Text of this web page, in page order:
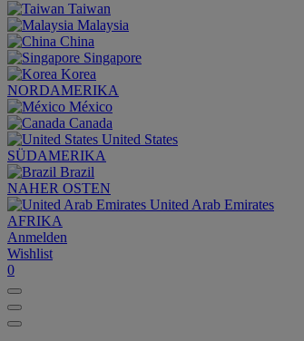
Taiwan
Malaysia
China
Singapore
Korea
NORDAMERIKA
México
Canada
United States
SÜDAMERIKA
Brazil
NAHER OSTEN
United Arab Emirates
AFRIKA
Anmelden
Wishlist
0